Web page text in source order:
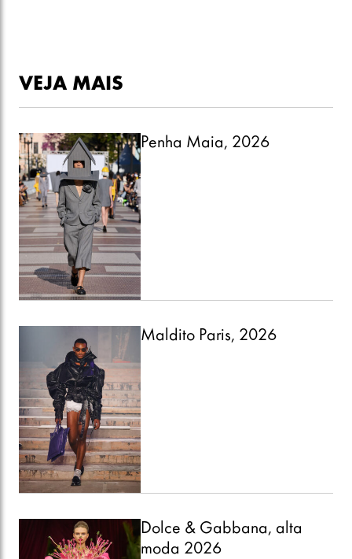
VEJA MAIS
Penha Maia, 2026
Maldito Paris, 2026
Dolce & Gabbana, alta
moda 2026